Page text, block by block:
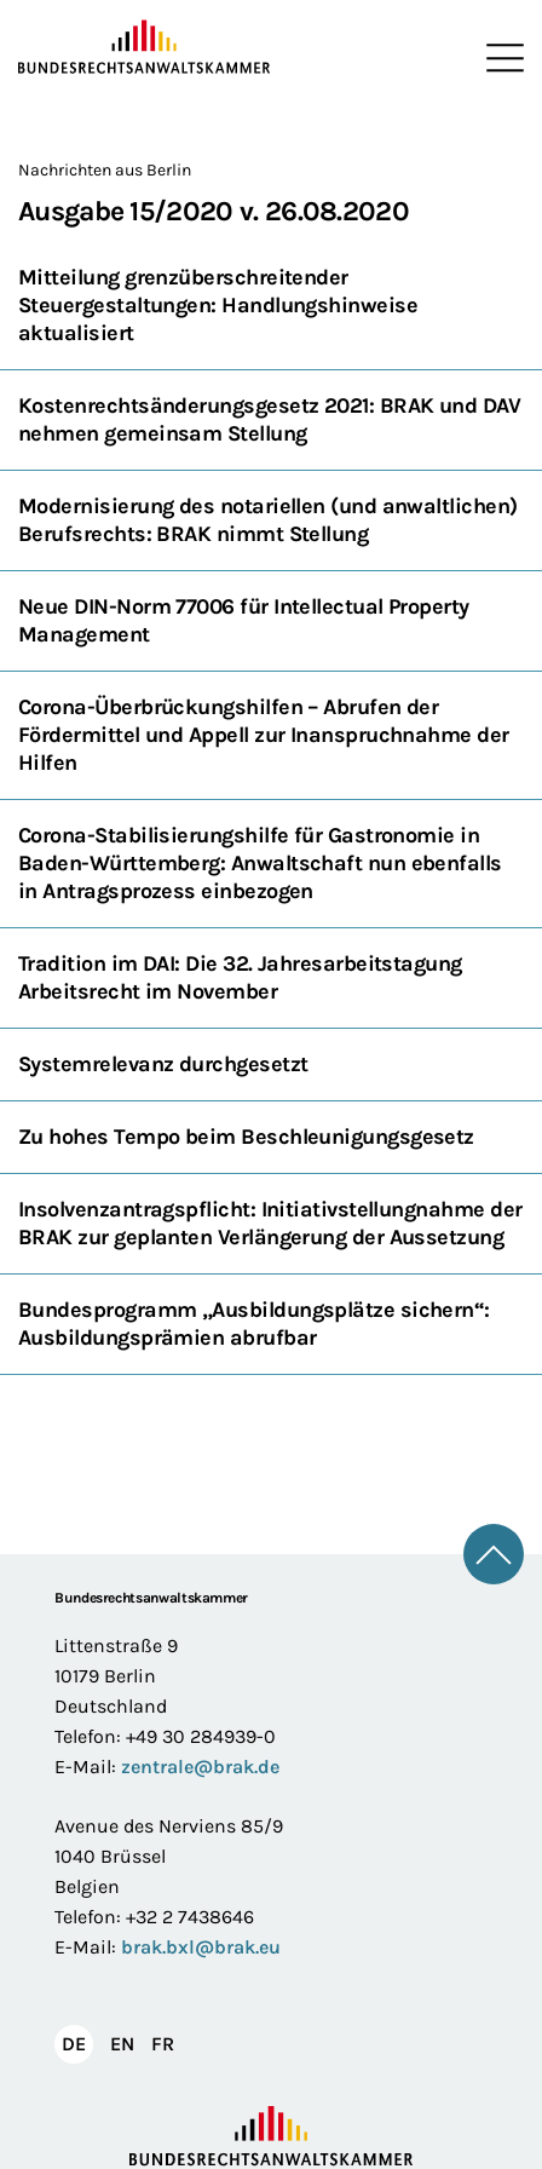
ZUM HAUPTINHALT SPRINGEN
Nachrichten aus Berlin
Ausgabe 15/2020 v. 26.08.2020
Mitteilung grenzüberschreitender
Steuergestaltungen: Handlungshinweise
aktualisiert
Kostenrechtsänderungsgesetz 2021: BRAK und DAV
nehmen gemeinsam Stellung
Modernisierung des notariellen (und anwaltlichen)
Berufsrechts: BRAK nimmt Stellung
Neue DIN-Norm 77006 für Intellectual Property
Management
Corona-Überbrückungshilfen – Abrufen der
Fördermittel und Appell zur Inanspruchnahme der
Hilfen
Corona-Stabilisierungshilfe für Gastronomie in
Baden-Württemberg: Anwaltschaft nun ebenfalls
in Antragsprozess einbezogen
Tradition im DAI: Die 32. Jahresarbeitstagung
Arbeitsrecht im November
Systemrelevanz durchgesetzt
Zu hohes Tempo beim Beschleunigungsgesetz
Insolvenzantragspflicht: Initiativstellungnahme der
BRAK zur geplanten Verlängerung der Aussetzung
Bundesprogramm „Ausbildungsplätze sichern“:
Ausbildungsprämien abrufbar
FooterBundesrechtsanwaltskammer
Littenstraße 9
10179 Berlin
Deutschland
Telefon: +49 30 284939-0
E-Mail: zentrale@brak.de
Avenue des Nerviens 85/9
1040 Brüssel
Belgien
Telefon: +32 2 7438646
E-Mail: brak.bxl@brak.eu
DEDeutsch
EN English
FR